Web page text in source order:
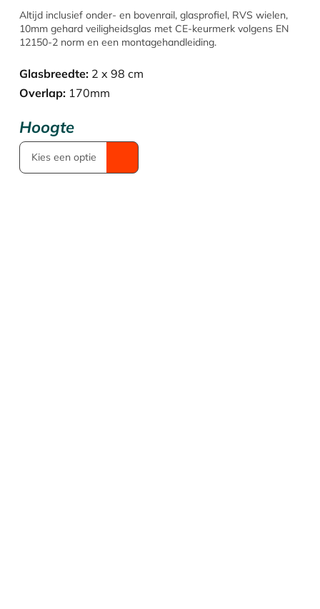
prijs
was:
prijs
is:
Altijd inclusief onder- en bovenrail, glasprofiel, RVS wielen,
10mm gehard veiligheidsglas met CE-keurmerk volgens EN
12150-2 norm en een montagehandleiding.
Glasbreedte:2 x 98 cm
Overlap: 170mm
Hoogte